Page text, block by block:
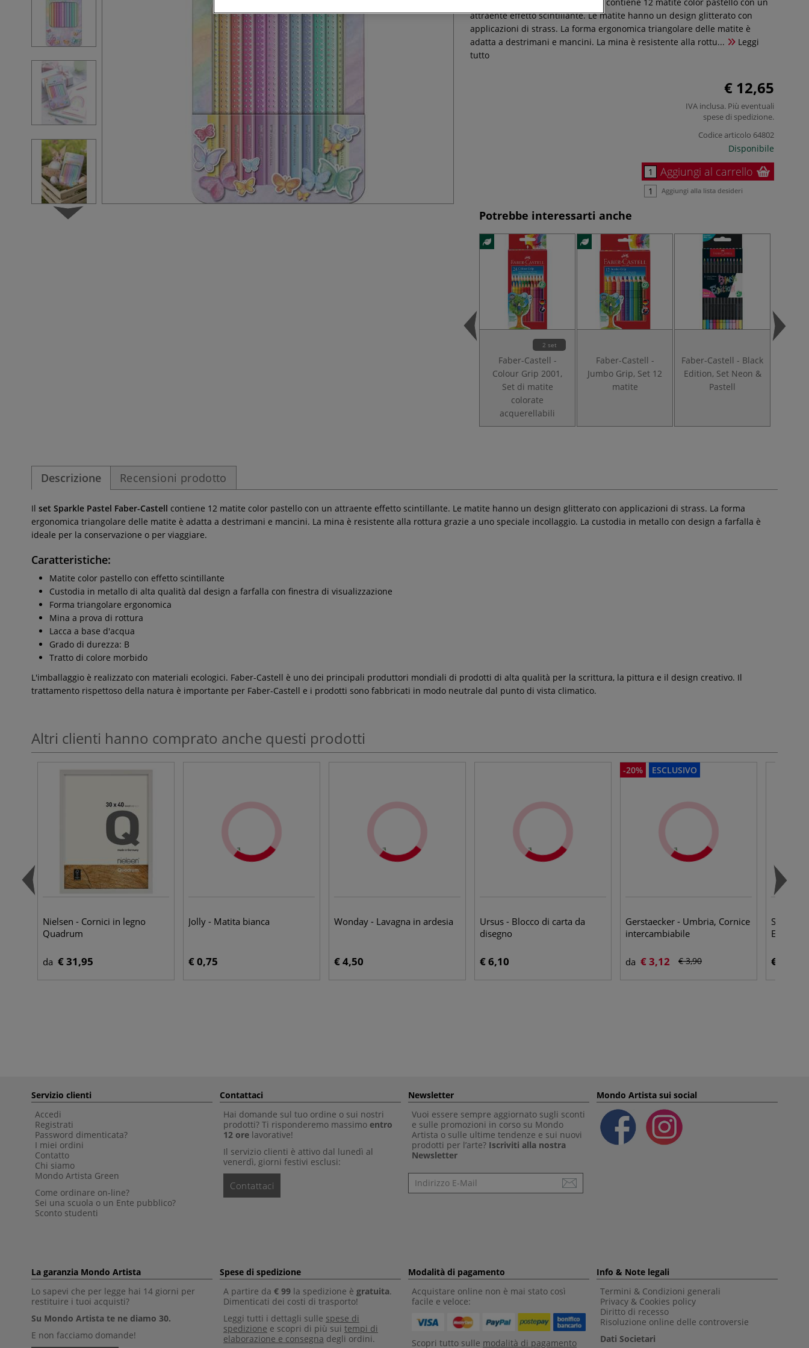
attraente effetto scintillante. Le matite hanno un design glitterato con
applicazioni di strass. La forma ergonomica triangolare delle matite è
adatta a destrimani e mancini. La mina è resistente alla rottu...
Leggi
tutto
€ 12,65
IVA inclusa. Più eventuali
spese di spedizione.
Codice articolo 64802
Disponibile
Aggiungi al carrello
Aggiungi alla lista desideri
Potrebbe interessarti anche
2 set
Faber-Castell -
Colour Grip 2001,
Set di matite
colorate
acquerellabili
Faber-Castell -
Jumbo Grip, Set 12
matite
Faber-Castell - Black
Edition, Set Neon &
Pastell
Descrizione Recensioni prodotto
Il set Sparkle Pastel Faber-Castell contiene 12 matite color pastello con un attraente effetto scintillante. Le matite hanno un design glitterato con applicazioni di strass. La forma
ergonomica triangolare delle matite è adatta a destrimani e mancini. La mina è resistente alla rottura grazie a uno speciale incollaggio. La custodia in metallo con design a farfalla è
ideale per la conservazione o per viaggiare.
Caratteristiche:
Matite color pastello con effetto scintillante
Custodia in metallo di alta qualità dal design a farfalla con finestra di visualizzazione
Forma triangolare ergonomica
Mina a prova di rottura
Lacca a base d'acqua
Grado di durezza: B
Tratto di colore morbido
L'imballaggio è realizzato con materiali ecologici. Faber-Castell è uno dei principali produttori mondiali di prodotti di alta qualità per la scrittura, la pittura e il design creativo. Il
trattamento rispettoso della natura è importante per Faber-Castell e i prodotti sono fabbricati in modo neutrale dal punto di vista climatico.
Altri clienti hanno comprato anche questi prodotti
Nielsen - Cornici in legno
Quadrum
da € 31,95
Jolly - Matita bianca
€ 0,75
Wonday - Lavagna in ardesia
€ 4,50
Ursus - Blocco di carta da
disegno
€ 6,10
-20% ESCLUSIVO
Gerstaecker - Umbria, Cornice
intercambiabile
da € 3,12 € 3,90
Sakura -
€ 3,05
Servizio clienti
Accedi
Registrati
Password dimenticata?
I miei ordini
Contatto
Chi siamo
Mondo Artista Green
Come ordinare on-line?
Sei una scuola o un Ente pubblico?
Sconto studenti
Contattaci
Hai domande sul tuo ordine o sui nostri
prodotti? Ti risponderemo massimo entro
12 ore lavorative!
Il servizio clienti è attivo dal lunedì al
venerdì, giorni festivi esclusi:
Contattaci
Newsletter
Vuoi essere sempre aggiornato sugli sconti
e sulle promozioni in corso su Mondo
Artista o sulle ultime tendenze e sui nuovi
prodotti per l’arte? Iscriviti alla nostra
Newsletter
Newsletter
Mondo Artista sui social
La garanzia Mondo Artista
Lo sapevi che per legge hai 14 giorni per
restituire i tuoi acquisti?
Su Mondo Artista te ne diamo 30.
E non facciamo domande!
Spese di spedizione
A partire da € 99 la spedizione è gratuita.
Dimenticati dei costi di trasporto!
Leggi tutti i dettagli sulle spese di
spedizione e scopri di più sui tempi di
elaborazione e consegna degli ordini.
Modalità di pagamento
Acquistare online non è mai stato così
facile e veloce:
Scopri tutto sulle modalità di pagamento
Info & Note legali
Termini & Condizioni generali
Privacy & Cookies policy
Diritto di recesso
Risoluzione online delle controversie
Dati Societari